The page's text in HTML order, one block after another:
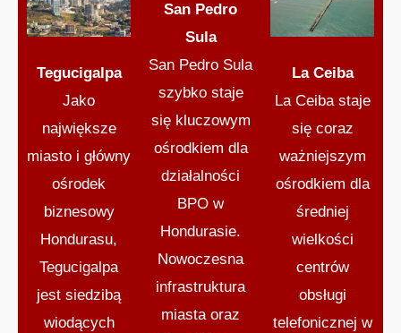
Tegucigalpa
Jako
największe
miasto i główny
ośrodek
biznesowy
Hondurasu,
Tegucigalpa
jest siedzibą
wiodących
San Pedro
Sula
San Pedro Sula
szybko staje
się kluczowym
ośrodkiem dla
działalności
BPO w
Hondurasie.
Nowoczesna
infrastruktura
miasta oraz
La Ceiba
La Ceiba staje
się coraz
ważniejszym
ośrodkiem dla
średniej
wielkości
centrów
obsługi
telefonicznej w